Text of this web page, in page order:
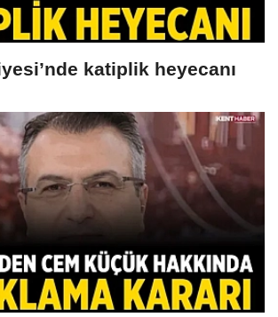
katiplik heyecanı